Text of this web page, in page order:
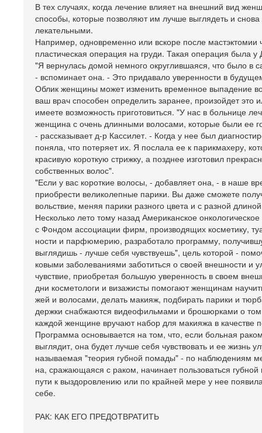
В тех случаях, когда лечение влияет на внешний вид
способы, которые позволяют им лучше выглядеть и
лекательными.
Например, одновременно или вскоре после мастэктомии
пластическая операция на груди. Такая операция была
"Я вернулась домой немного округлившаяся, что было в
- вспоминает она. - Это придавало уверенности в
Облик женщины может изменить временное выпадение
ваш врач способен определить заранее, произойдет это
имеете возможность приготовиться. "У нас в больнице
женщина с очень длинными волосами, которые были ее
- рассказывает д-р Кассилет. - Когда у нее был
поняла, что потеряет их. Я послала ее к парикмахеру,
красивую короткую стрижку, а позднее изготовил
собственных волос".
"Если у вас короткие волосы, - добавляет она, - в наше
приобрести великолепные парики. Вы даже сможете
вольствие, меняя парики разного цвета и с разной
Несколько лето тому назад Американское
с Фондом ассоциации фирм, производящих косметику,
ности и парфюмерию, разработало программу,
выглядишь - лучше себя чувствуешь", цель которой -
ковыми заболеваниями заботиться о своей внешности и
чувствие, приобретая большую уверенность в своем
дни косметологи и визажисты помогают женщинам
жей и волосами, делать макияж, подбирать парики и
держки снабжаются видеофильмами и брошюрками о
каждой женщине вручают набор для макияжа в качестве
Программа основывается на том, что, если больная
выглядит, она будет лучше себя чувствовать и ее жизнь
называемая "теория губной помады" - по наблюдениям
на, сражающаяся с раком, начинает пользоваться
пути к выздоровлению или по крайней мере у нее
себе.
РАК: КАК ЕГО ПРЕДОТВРАТИТЬ